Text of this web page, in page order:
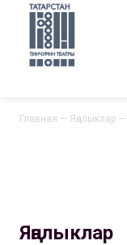
Главная — Яңалыклар —
Яңалыклар